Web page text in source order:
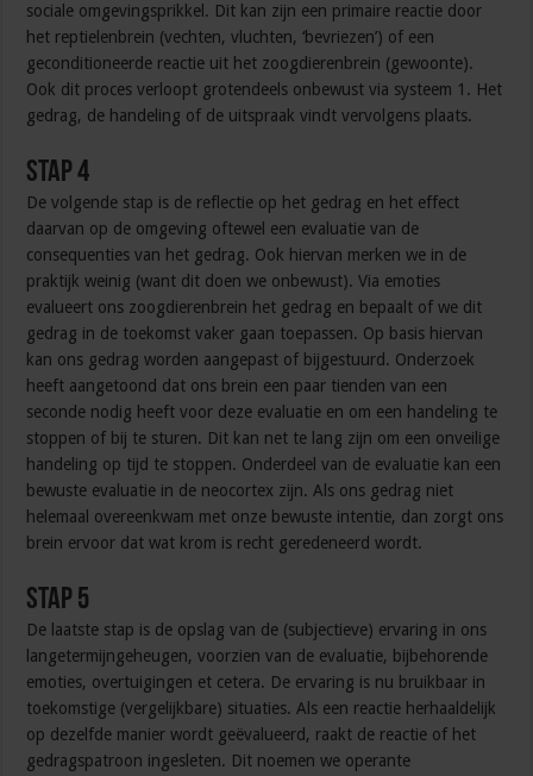
sociale omgevingsprikkel. Dit kan zijn een primaire reactie door
het reptielenbrein (vechten, vluchten, ‘bevriezen’) of een
geconditioneerde reactie uit het zoogdierenbrein (gewoonte).
Ook dit proces verloopt grotendeels onbewust via systeem 1. Het
gedrag, de handeling of de uitspraak vindt vervolgens plaats.
Stap 4
De volgende stap is de reflectie op het gedrag en het effect
daarvan op de omgeving oftewel een evaluatie van de
consequenties van het gedrag. Ook hiervan merken we in de
praktijk weinig (want dit doen we onbewust). Via emoties
evalueert ons zoogdierenbrein het gedrag en bepaalt of we dit
gedrag in de toekomst vaker gaan toepassen. Op basis hiervan
kan ons gedrag worden aangepast of bijgestuurd. Onderzoek
heeft aangetoond dat ons brein een paar tienden van een
seconde nodig heeft voor deze evaluatie en om een handeling te
stoppen of bij te sturen. Dit kan net te lang zijn om een onveilige
handeling op tijd te stoppen. Onderdeel van de evaluatie kan een
bewuste evaluatie in de neocortex zijn. Als ons gedrag niet
helemaal overeenkwam met onze bewuste intentie, dan zorgt ons
brein ervoor dat wat krom is recht geredeneerd wordt.
Stap 5
De laatste stap is de opslag van de (subjectieve) ervaring in ons
langetermijngeheugen, voorzien van de evaluatie, bijbehorende
emoties, overtuigingen et cetera. De ervaring is nu bruikbaar in
toekomstige (vergelijkbare) situaties. Als een reactie herhaaldelijk
op dezelfde manier wordt geëvalueerd, raakt de reactie of het
gedragspatroon ingesleten. Dit noemen we operante